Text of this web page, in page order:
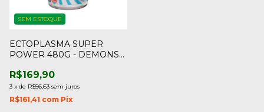
SEM ESTOQUE
ECTOPLASMA SUPER
POWER 480G - DEMONS
R$169,90
3 x de R$56,63 sem juros
R$161,41 com Pix